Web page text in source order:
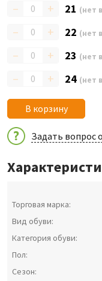
– + 21 (нет
– + 22 (нет
– + 23 (нет
– + 24 (нет
В корзину
Задать вопрос
Торговая марка:
Вид обуви:
Категория обуви:
Пол:
Сезон: